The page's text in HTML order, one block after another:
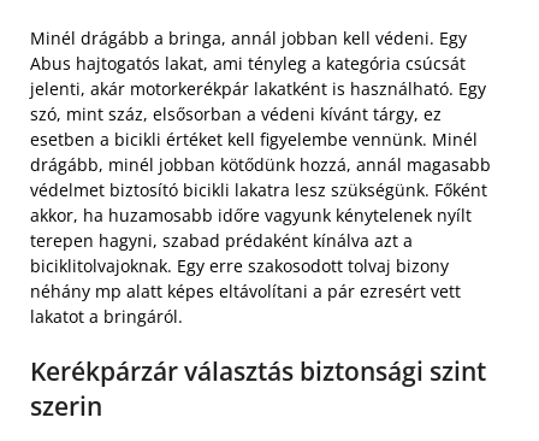
Minél drágább a bringa, annál jobban kell védeni. Egy
Abus hajtogatós lakat, ami tényleg a kategória csúcsát
jelenti, akár motorkerékpár lakatként is használható. Egy
szó, mint száz, elsősorban a védeni kívánt tárgy, ez
esetben a bicikli értéket kell figyelembe vennünk. Minél
drágább, minél jobban kötődünk hozzá, annál magasabb
védelmet biztosító bicikli lakatra lesz szükségünk. Főként
akkor, ha huzamosabb időre vagyunk kénytelenek nyílt
terepen hagyni, szabad prédaként kínálva azt a
biciklitolvajoknak. Egy erre szakosodott tolvaj bizony
néhány mp alatt képes eltávolítani a pár ezresért vett
lakatot a bringáról.
Kerékpárzár választás biztonsági szint
szerin